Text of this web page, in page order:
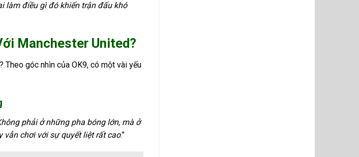
làm điều gì đó khiến trận đấu khó
Manchester United?
Theo góc nhìn của OK9, có một vài yếu
phải ở những pha bóng lớn, mà ở
vẫn chơi với sự quyết liệt rất cao.”